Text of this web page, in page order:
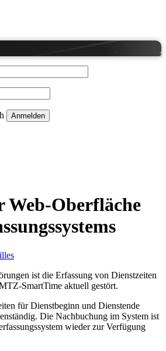
Web-Oberfläche
ist die Erfassung von Dienstzeiten
SmartTime aktuell gestört.
für Dienstbeginn und Dienstende
Die Nachbuchung im System ist
wieder zur Verfügung